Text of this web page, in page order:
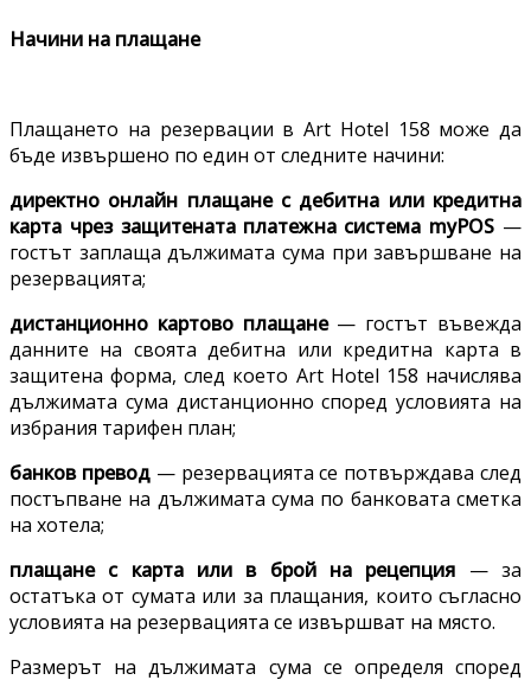
Начини на плащане
Плащането на резервации в Art Hotel 158 може да
бъде извършено по един от следните начини:
директно онлайн плащане с дебитна или кредитна
карта чрез защитената платежна система myPOS —
гостът заплаща дължимата сума при завършване на
резервацията;
дистанционно картово плащане— гостът въвежда
данните на своята дебитна или кредитна карта в
защитена форма, след което Art Hotel 158 начислява
дължимата сума дистанционно според условията на
избрания тарифен план;
банков превод— резервацията се потвърждава след
постъпване на дължимата сума по банковата сметка
на хотела;
плащане с карта или в брой на рецепция — за
остатъка от сумата или за плащания, които съгласно
условията на резервацията се извършват на място.
Размерът на дължимата сума се определя според